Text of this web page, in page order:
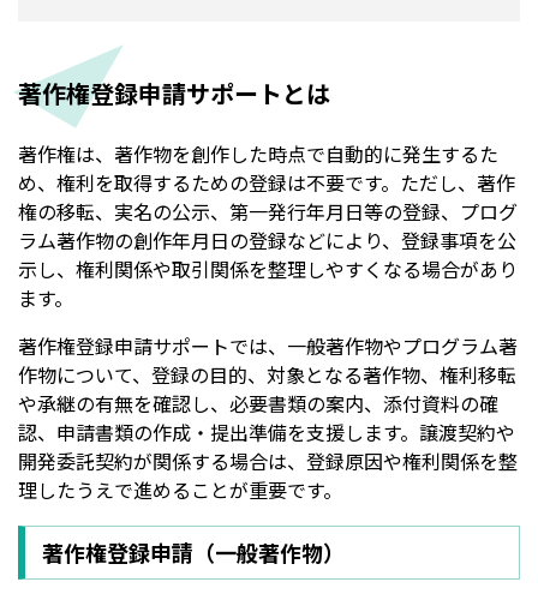
著作権登録申請サポートとは
著作権は、著作物を創作した時点で自動的に発生するた
め、権利を取得するための登録は不要です。ただし、著作
権の移転、実名の公示、第一発行年月日等の登録、プログ
ラム著作物の創作年月日の登録などにより、登録事項を公
示し、権利関係や取引関係を整理しやすくなる場合があり
ます。
著作権登録申請サポートでは、一般著作物やプログラム著
作物について、登録の目的、対象となる著作物、権利移転
や承継の有無を確認し、必要書類の案内、添付資料の確
認、申請書類の作成・提出準備を支援します。譲渡契約や
開発委託契約が関係する場合は、登録原因や権利関係を整
理したうえで進めることが重要です。
著作権登録申請（一般著作物）